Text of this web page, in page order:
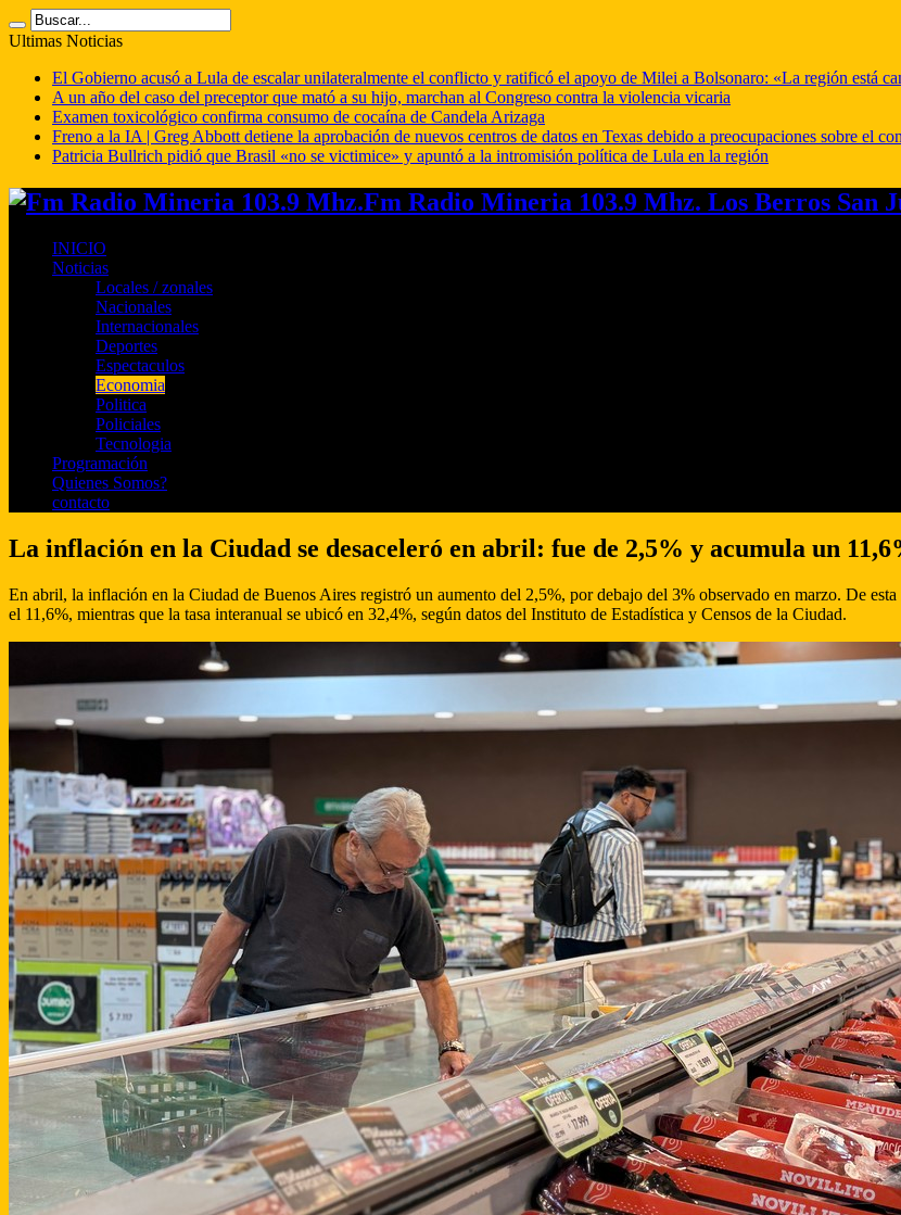
Ultimas Noticias
El Gobierno acusó a Lula de escalar unilateralmente el conflicto y ratificó el apoyo de Milei a Bolsonaro: «La región está
A un año del caso del preceptor que mató a su hijo, marchan al Congreso contra la violencia vicaria
Examen toxicológico confirma consumo de cocaína de Candela Arizaga
Freno a la IA | Greg Abbott detiene la aprobación de nuevos centros de datos en Texas debido a preocupaciones sobre el
Patricia Bullrich pidió que Brasil «no se victimice» y apuntó a la intromisión política de Lula en la región
Fm Radio Mineria 103.9 Mhz. Los Berros San
INICIO
Noticias
Locales / zonales
Nacionales
Internacionales
Deportes
Espectaculos
Economia
Politica
Policiales
Tecnologia
Programación
Quienes Somos?
contacto
La inflación en la Ciudad se desaceleró en abril: fue de 2,5% y acumula un
En abril, la inflación en la Ciudad de Buenos Aires registró un aumento del 2,5%, por debajo del 3% observado en marzo. De
el 11,6%, mientras que la tasa interanual se ubicó en 32,4%, según datos del Instituto de Estadística y Censos de la Ciudad.